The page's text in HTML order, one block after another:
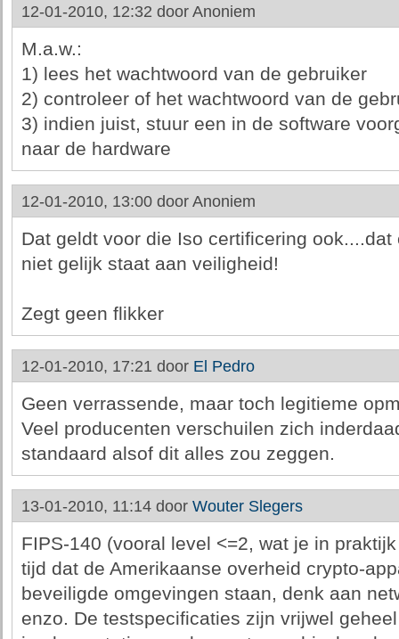
12-01-2010, 12:32 door Anoniem
M.a.w.:
1) lees het wachtwoord van de gebruiker
2) controleer of het wachtwoord van de
3) indien juist, stuur een in de software
naar de hardware
12-01-2010, 13:00 door Anoniem
Dat geldt voor die Iso certificering
niet gelijk staat aan veiligheid!
Zegt geen flikker
12-01-2010, 17:21 door El Pedro
Geen verrassende, maar toch legitieme
Veel producenten verschuilen zich
standaard alsof dit alles zou zeggen.
13-01-2010, 11:14 door Wouter Slegers
FIPS-140 (vooral level <=2, wat je in
tijd dat de Amerikaanse overheid crypto-
beveiligde omgevingen staan, denk aan
enzo. De testspecificaties zijn vrijwel